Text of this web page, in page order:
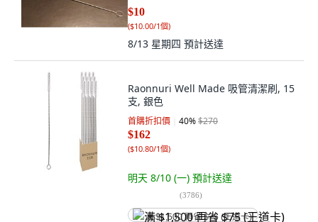
$10
($10.00/1個)
8/13 星期四 預計送達
Raonnuri Well Made 吸管清潔刷, 15
支, 銀色
首購折扣價 40%$270
$162
($10.80/1個)
明天 8/10 (一) 預計送達
(3786)
满 $1,500 再省 $75 (王道卡)